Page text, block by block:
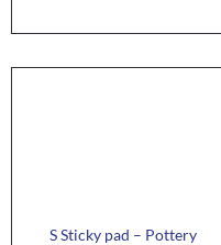
S Sticky pad – Pottery